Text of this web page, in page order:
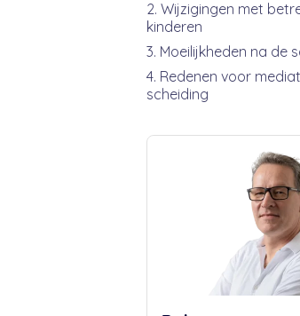
Wijzigingen met
kinderen
Moeilijkheden na de
Redenen voor
scheiding